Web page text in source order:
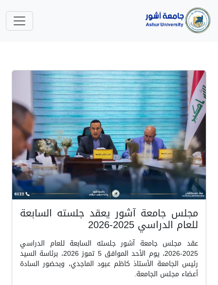
مجلس جامعة آشور يعقد جلسته السابعة
للعام الدراسي 2025-2026
عقد مجلس جامعة آشور جلسته السابعة للعام الدراسي
2025-2026، يوم الأحد الموافق 5 تموز 2026، برئاسة السيد
رئيس الجامعة الأستاذ كاظم عبود الماجدي، وبحضور السادة
أعضاء مجلس الجامعة.